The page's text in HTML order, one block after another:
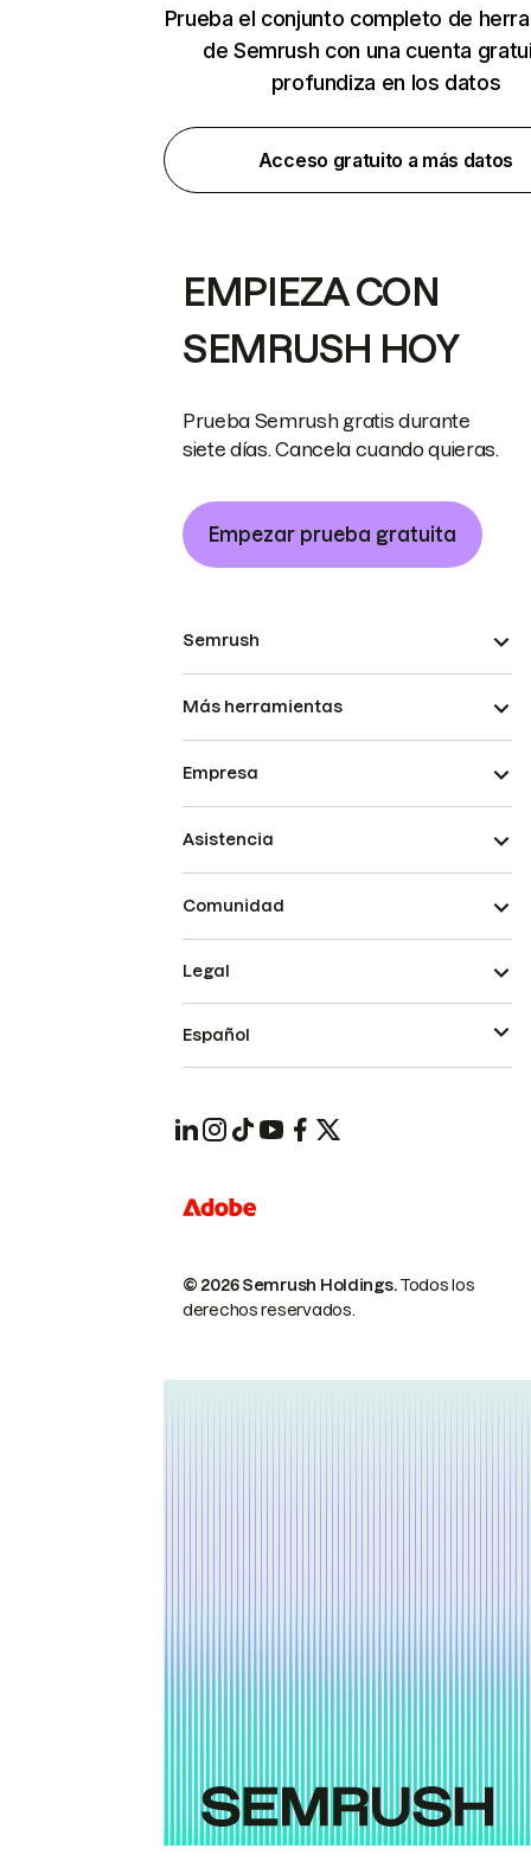
Prueba el conjunto completo de
de Semrush con una cuenta
profundiza en los datos
Acceso gratuito a más datos
EMPIEZA CON
SEMRUSH HOY
Prueba Semrush gratis durante
siete días. Cancela cuando quieras.
Empezar prueba gratuita
Semrush
Más herramientas
Empresa
Asistencia
Comunidad
© 2026 Semrush Holdings.Todos los
derechos reservados.
Legal
Español